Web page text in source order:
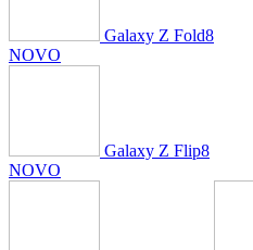
Galaxy Z Fold8
NOVO
Galaxy Z Flip8
NOVO